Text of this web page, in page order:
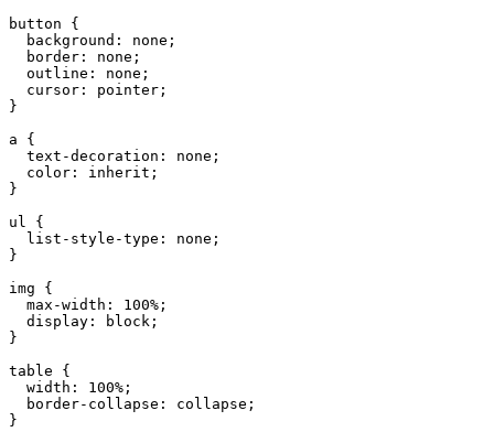
button {
  background: none;
  border: none;
  outline: none;
  cursor: pointer;
}
a {
  text-decoration: none;
  color: inherit;
}
ul {
  list-style-type: none;
}
img {
  max-width: 100%;
  display: block;
}
table {
  width: 100%;
  border-collapse: collapse;
}